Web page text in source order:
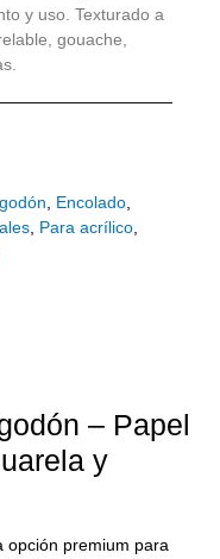
y uso. Texturado a
gouache,
, Encolado,
, Para acrílico,
– Papel
y
opción premium para